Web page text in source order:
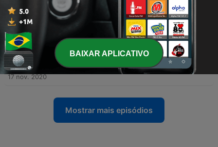
16 - Podcast Hospital da Luz | Valor em saúde: os
hospitais do futuro são assim
30 nov. 2020
15 - O meu bebé não dorme. O que é que eu faço? O
Pediatra Responde no Podcast Hospital da Luz
17 nov. 2020
Mostrar mais episódios
BAIXAR APLICATIVO